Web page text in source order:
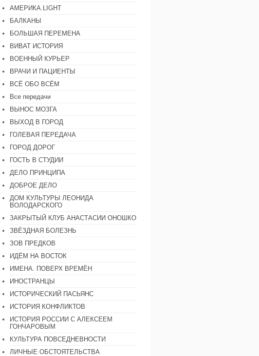
АМЕРИКА.LIGHT
БАЛКАНЫ
БОЛЬШАЯ ПЕРЕМЕНА
ВИВАТ ИСТОРИЯ
ВОЕННЫЙ КУРЬЕР
ВРАЧИ И ПАЦИЕНТЫ
ВСЁ ОБО ВСЁМ
Все передачи
ВЫНОС МОЗГА
ВЫХОД В ГОРОД
ГОЛЕВАЯ ПЕРЕДАЧА
ГОРОД ДОРОГ
ГОСТЬ В СТУДИИ
ДЕЛО ПРИНЦИПА
ДОБРОЕ ДЕЛО
ДОМ КУЛЬТУРЫ ЛЕОНИДА
ВОЛОДАРСКОГО
ЗАКРЫТЫЙ КЛУБ АНАСТАСИИ ОНОШКО
ЗВЁЗДНАЯ БОЛЕЗНЬ
ЗОВ ПРЕДКОВ
ИДЁМ НА ВОСТОК
ИМЕНА. ПОВЕРХ ВРЕМЁН
ИНОСТРАНЦЫ
ИСТОРИЧЕСКИЙ ПАСЬЯНС
ИСТОРИЯ КОНФЛИКТОВ
ИСТОРИЯ РОССИИ С АЛЕКСЕЕМ
ГОНЧАРОВЫМ
КУЛЬТУРА ПОВСЕДНЕВНОСТИ
ЛИЧНЫЕ ОБСТОЯТЕЛЬСТВА